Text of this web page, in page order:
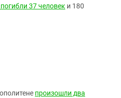
37 человек и 180
произошли два